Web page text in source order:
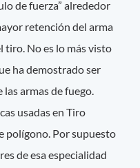
de fuerza” alrededor
retención del arma
tiro. No es lo más visto
ha demostrado ser
armas de fuego.
usadas en Tiro
polígono. Por supuesto
de esa especialidad